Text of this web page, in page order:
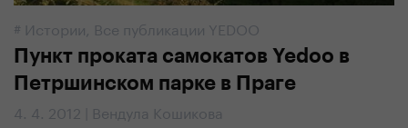
# Истории Все публикации YEDOO
Пункт проката самокатов Yedoo в
Петршинском парке в Праге
4. 4. 2012 | Вендула Кошикова